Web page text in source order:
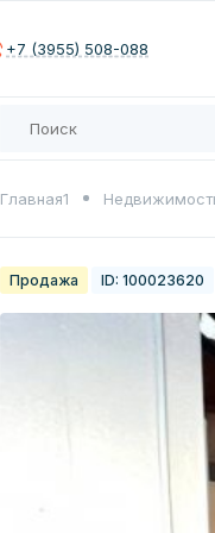
+7 (3955) 508-088
Главная1
Продажа ID: 100023620
Введите